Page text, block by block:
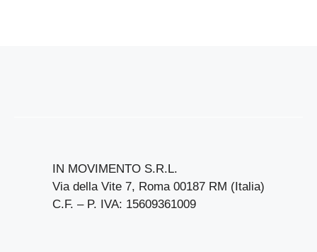
IN MOVIMENTO S.R.L.
Via della Vite 7, Roma 00187 RM (Italia)
C.F. – P. IVA: 15609361009